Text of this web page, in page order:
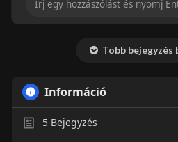
Több
Információ
5Bejegyzés